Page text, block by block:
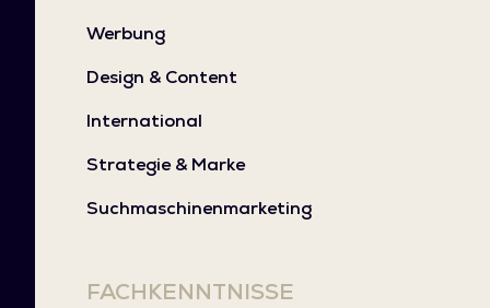
Werbung
Design & Content
International
Strategie & Marke
Suchmaschinenmarketing
FACHKENNTNISSE